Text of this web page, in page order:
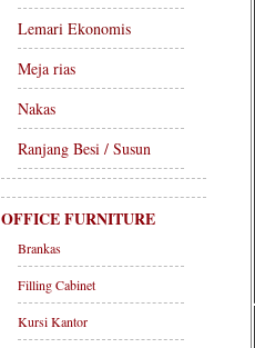
Lemari Ekonomis
Meja rias
Nakas
Ranjang Besi / Susun
OFFICE FURNITURE
Brankas
Filling Cabinet
Kursi Kantor